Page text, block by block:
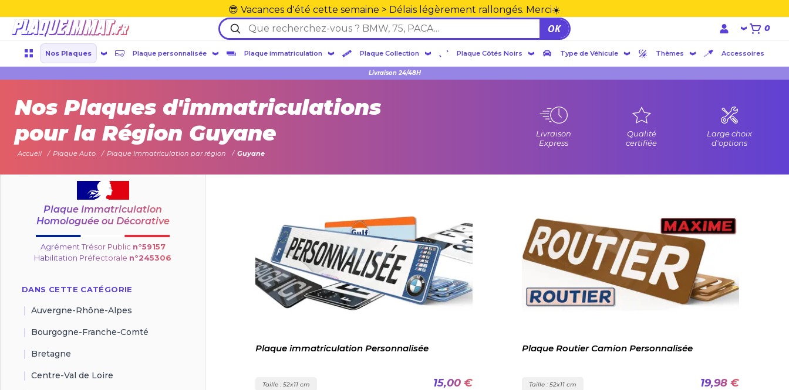
😎 Vacances d'été cette semaine > Délais légèrement rallongés. Merci☀️
OK 0
Nos Plaques Plaque personnalisée Plaque immatriculation Plaque Collection Plaque Côtés Noirs Type de Véhicule Thèmes Accessoires
Livraison 24/48H
Plexiglas en PMMA supérieure
Nos Plaques d'immatriculations
pour la Région Guyane
Accueil Plaque Auto Plaque Immatriculation par région Guyane
Livraison
Express
Qualité
certifiée
Large choix
d'options
Plaque immatriculation Personnalisée
Taille : 52x11 cm 15,00 €
Plaque Routier Camion Personnalisée
Taille : 52x11 cm 19,98 €
Plaque Immatriculation
Homologuée ou Décorative
Agrément Trésor Public n°59157
Habilitation Préfectorale n°245306
DANS CETTE CATÉGORIE
Auvergne-Rhône-Alpes
Bourgogne-Franche-Comté
Bretagne
Centre-Val de Loire